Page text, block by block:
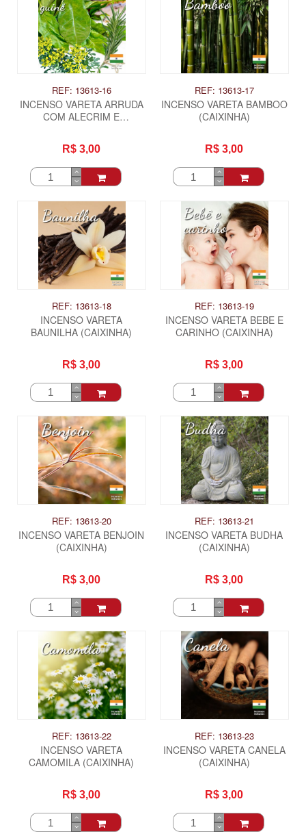
REF: 13613-16
INCENSO VARETA ARRUDA
COM ALECRIM E
R$ 3,00
REF: 13613-17
INCENSO VARETA BAMBOO
(CAIXINHA)
R$ 3,00
REF: 13613-18
INCENSO VARETA
BAUNILHA (CAIXINHA)
R$ 3,00
REF: 13613-19
INCENSO VARETA BEBE E
CARINHO (CAIXINHA)
R$ 3,00
REF: 13613-20
INCENSO VARETA BENJOIN
(CAIXINHA)
R$ 3,00
REF: 13613-21
INCENSO VARETA BUDHA
(CAIXINHA)
R$ 3,00
REF: 13613-22
INCENSO VARETA
CAMOMILA (CAIXINHA)
R$ 3,00
REF: 13613-23
INCENSO VARETA CANELA
(CAIXINHA)
R$ 3,00